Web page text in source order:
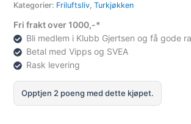
antall
Kategorier: Friluftsliv,Turkjøkken
Fri frakt over 1000,-*
Bli medlem i Klubb Gjertsen og få gode
Betal med Vipps og SVEA
Rask levering
Opptjen 2 poeng med dette kjøpet.